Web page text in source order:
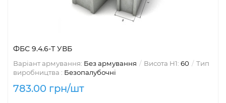
ФБС 9.4.6-Т УВБ
Варіант армування: Без армування Висота H1: 60
Тип
виробництва : Безопалубочні
783.00 грн/шт